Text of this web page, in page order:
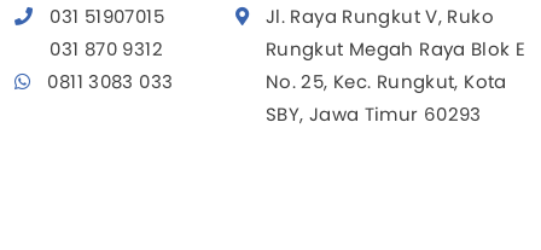
031 51907015
031 870 9312
0811 3083 033
Jl. Raya Rungkut V, Ruko
Rungkut Megah Raya Blok E
No. 25, Kec. Rungkut, Kota
SBY, Jawa Timur 60293